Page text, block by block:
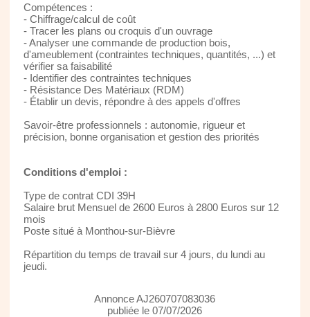
Compétences :
- Chiffrage/calcul de coût
- Tracer les plans ou croquis d'un ouvrage
- Analyser une commande de production bois,
d'ameublement (contraintes techniques, quantités, ...) et
vérifier sa faisabilité
- Identifier des contraintes techniques
- Résistance Des Matériaux (RDM)
- Établir un devis, répondre à des appels d'offres
Savoir-être professionnels : autonomie, rigueur et
précision, bonne organisation et gestion des priorités
Conditions d'emploi :
Type de contrat CDI 39H
Salaire brut Mensuel de 2600 Euros à 2800 Euros sur 12
mois
Poste situé à Monthou-sur-Bièvre
Répartition du temps de travail sur 4 jours, du lundi au
jeudi.
Annonce AJ260707083036
publiée le 07/07/2026